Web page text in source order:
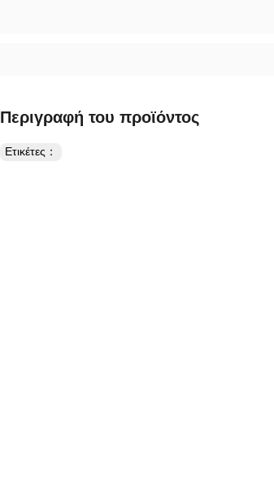
Περιγραφή του προϊόντος
Ετικέτες：